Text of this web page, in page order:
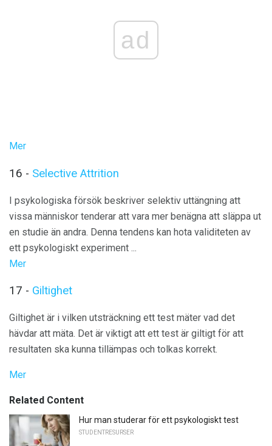
ad
Mer
16 - Selective Attrition
I psykologiska försök beskriver selektiv uttängning att
vissa människor tenderar att vara mer benägna att släppa ut
en studie än andra. Denna tendens kan hota validiteten av
ett psykologiskt experiment ...
Mer
17 - Giltighet
Giltighet är i vilken utsträckning ett test mäter vad det
hävdar att mäta. Det är viktigt att ett test är giltigt för att
resultaten ska kunna tillämpas och tolkas korrekt.
Mer
Related Content
Hur man studerar för ett psykologiskt test
STUDENTRESURSER